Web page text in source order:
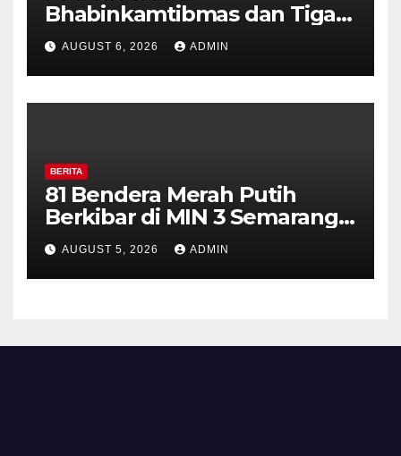
Bhabinkamtibmas dan Tiga
Pilar Kelurahan Ungaran
Perkuat Kamtibmas, Warga
Diajak Aktifkan Ronda
AUGUST 6, 2026 ADMIN
BERITA
81 Bendera Merah Putih
Berkibar di MIN 3 Semarang,
Bhabinkamtibmas Desa
Timpik Hadiri Peringatan
HUT ke-81 Kemerdekaan RI
AUGUST 5, 2026 ADMIN